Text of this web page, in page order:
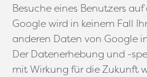
Besuche eines Benutzers
Google wird in keinem Fall
anderen Daten von Google
Der Datenerhebung und -
mit Wirkung für die Zukunft